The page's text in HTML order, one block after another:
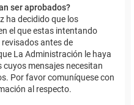
ser aprobados?
ha decidido que los
el que estas intentando
antes de
La Administración le haya
mensajes necesitan
Por favor comuníquese con
al respecto.